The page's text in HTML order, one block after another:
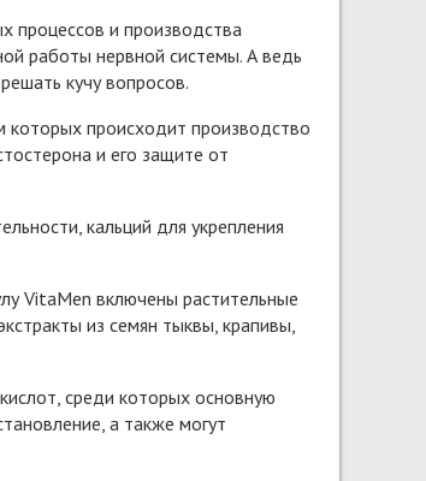
процессов и производства
работы нервной системы. А ведь
кучу вопросов.
которых происходит производство
и его защите от
кальций для укрепления
VitaMen включены растительные
из семян тыквы, крапивы,
среди которых основную
а также могут